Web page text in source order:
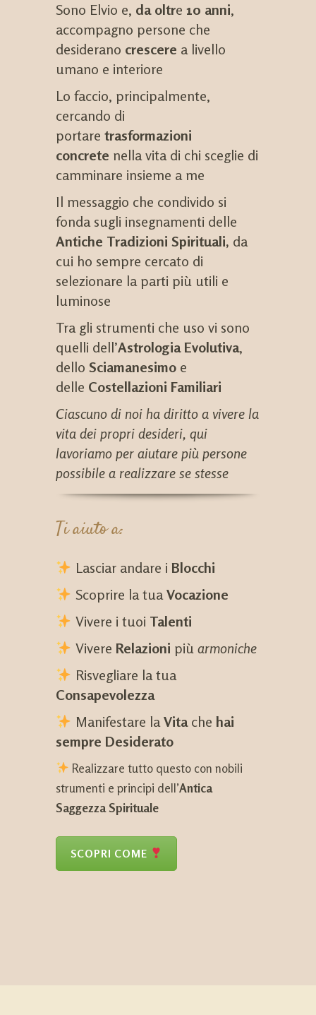
Sono Elvio e, da oltre 10 anni,
accompagno persone che
desiderano crescere a livello
umano e interiore
Lo faccio, principalmente,
cercando di
portare trasformazioni
concrete nella vita di chi sceglie di
camminare insieme a me
Il messaggio che condivido si
fonda sugli insegnamenti delle
Antiche Tradizioni Spirituali, da
cui ho sempre cercato di
selezionare la parti più utili e
luminose
Tra gli strumenti che uso vi sono
quelli dell’Astrologia Evolutiva,
dello Sciamanesimo e
delle Costellazioni Familiari
Ciascuno di noi ha diritto a vivere la
vita dei propri desideri, qui
lavoriamo per aiutare più persone
possibile a realizzare se stesse
Ti aiuto a:
Lasciar andare i Blocchi
Scoprire la tua Vocazione
Vivere i tuoi Talenti
Vivere Relazioni più armoniche
Risvegliare la tua
Consapevolezza
Manifestare la Vitache hai
sempre Desiderato
Realizzare tutto questo con nobili
strumenti e principi dell’Antica
SaggezzaSpirituale
SCOPRI COME